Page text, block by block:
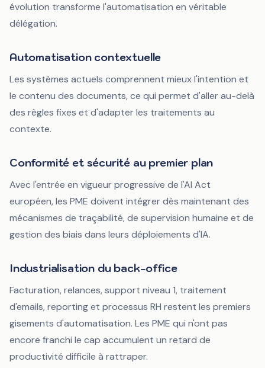
évolution transforme l'automatisation en véritable
délégation.
Automatisation contextuelle
Les systèmes actuels comprennent mieux l'intention et
le contenu des documents, ce qui permet d'aller au-delà
des règles fixes et d'adapter les traitements au
contexte.
Conformité et sécurité au premier plan
Avec l'entrée en vigueur progressive de l'AI Act
européen, les PME doivent intégrer dès maintenant des
mécanismes de traçabilité, de supervision humaine et de
gestion des biais dans leurs déploiements d'IA.
Industrialisation du back-office
Facturation, relances, support niveau 1, traitement
d'emails, reporting et processus RH restent les premiers
gisements d'automatisation. Les PME qui n'ont pas
encore franchi le cap accumulent un retard de
productivité difficile à rattraper.